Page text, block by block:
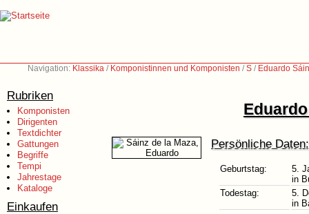
Navigation: Klassika / Komponistinnen und Komponisten /S / Eduardo
Rubriken
Komponisten
Dirigenten
Textdichter
Gattungen
Begriffe
Tempi
Jahrestage
Kataloge
Einkaufen
Persönliche Daten:
Geburtstag:
5.
in
Todestag:
5.
in